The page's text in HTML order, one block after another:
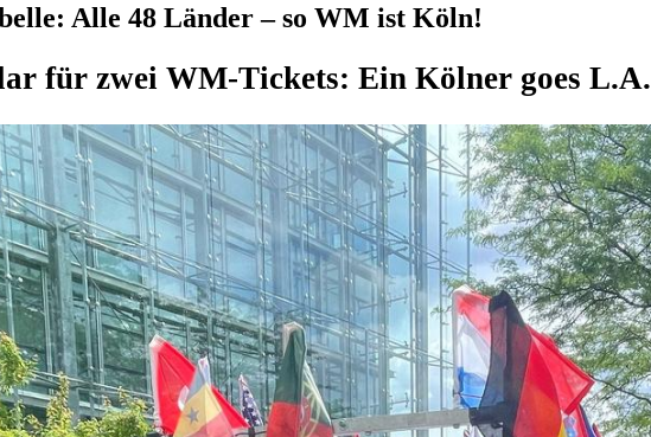
Alle 48 Länder – so WM ist Köln!
für zwei WM-Tickets: Ein Kölner goes L.A.